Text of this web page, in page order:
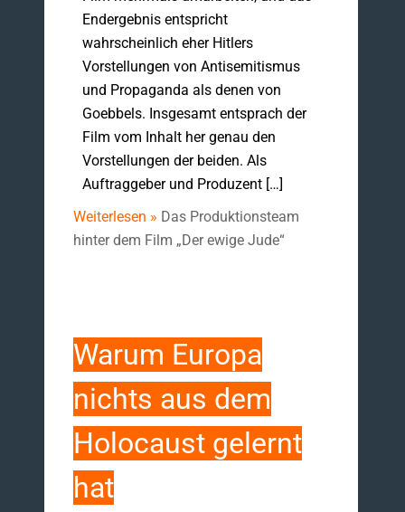
Endergebnis entspricht
wahrscheinlich eher Hitlers
Vorstellungen von Antisemitismus
und Propaganda als denen von
Goebbels. Insgesamt entsprach der
Film vom Inhalt her genau den
Vorstellungen der beiden. Als
Auftraggeber und Produzent […]
Weiterlesen » Das Produktionsteam
hinter dem Film „Der ewige Jude“
Warum Europa
nichts aus dem
Holocaust gelernt
hat